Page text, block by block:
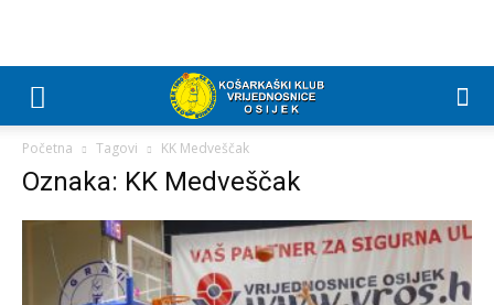
Početna Tagovi KK Medveščak
Oznaka: KK Medveščak